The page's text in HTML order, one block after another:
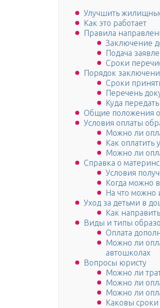
Улучшить
Как это работает
Правила
Заключение
Подача
Сроки
Порядок
Сроки
Перечень
Куда
Общие положения
Условия оплаты
Можно ли
Как оплатить
Можно ли
Справка о
Условия
Когда можно
На что можно
Уход за детьми в
Как
Виды и типы
Оплата
Можно ли
автошколах
Вопросы юристу
Можно ли
Можно ли
Можно ли
Каковы